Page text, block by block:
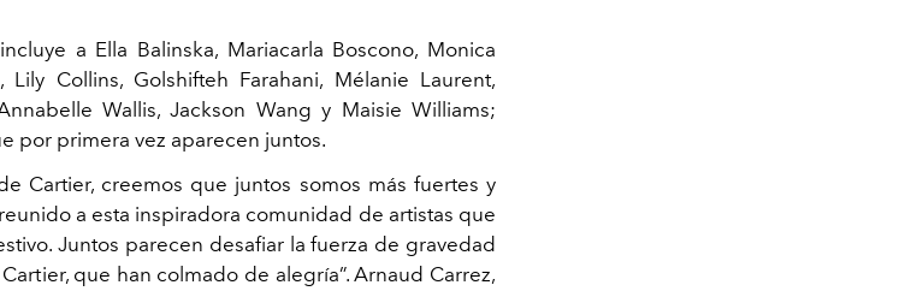
a Ella Balinska, Mariacarla Boscono, Monica
Lily Collins, Golshifteh Farahani, Mélanie Laurent,
Wallis, Jackson Wang y Maisie Williams;
por primera vez aparecen juntos.
Cartier, creemos que juntos somos más fuertes y
a esta inspiradora comunidad de artistas que
Juntos parecen desafiar la fuerza de gravedad
que han colmado de alegría”. Arnaud Carrez,